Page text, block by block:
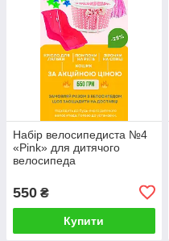
Набір велосипедиста №4
«Pink» для дитячого
велосипеда
550 ₴
Купити